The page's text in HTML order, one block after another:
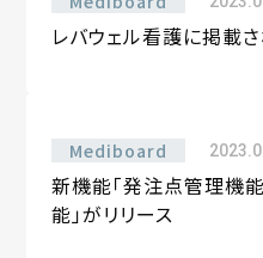
レバウェル看護に掲載
Mediboard
新機能「発注点管理機
能」がリリース